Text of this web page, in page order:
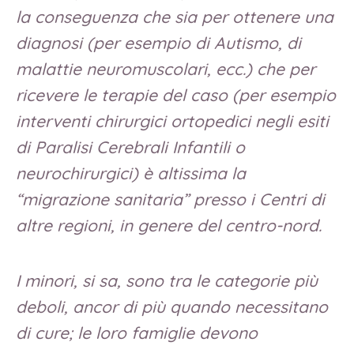
la conseguenza che sia per ottenere una
diagnosi (per esempio di Autismo, di
malattie neuromuscolari, ecc.) che per
ricevere le terapie del caso (per esempio
interventi chirurgici ortopedici negli esiti
di Paralisi Cerebrali Infantili o
neurochirurgici) è altissima la
“migrazione sanitaria” presso i Centri di
altre regioni, in genere del centro-nord.
I minori, si sa, sono tra le categorie più
deboli, ancor di più quando necessitano
di cure; le loro famiglie devono